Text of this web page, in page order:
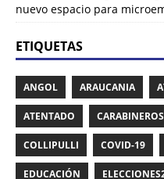
nuevo espacio para
ETIQUETAS
ANGOL ARAUCANIA
ATENTADO CARABINEROS
COLLIPULLI COVID-19
EDUCACIÓN